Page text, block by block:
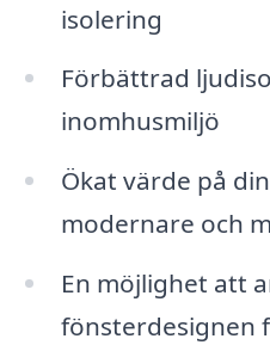
isolering
Förbättrad
inomhusmiljö
Ökat värde på
modernare och
En möjlighet att
fönsterdesignen